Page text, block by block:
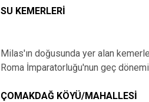
SU KEMERLERİ
Milas'ın doğusunda yer alan
Roma İmparatorluğu'nun geç
ÇOMAKDAĞ KÖYÜ/MAHALLESİ